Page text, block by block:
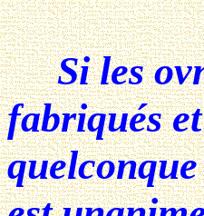
Si les
fabriqués